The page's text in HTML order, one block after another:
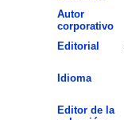
Autor
corporativo
Editorial
Idioma
Editor de la